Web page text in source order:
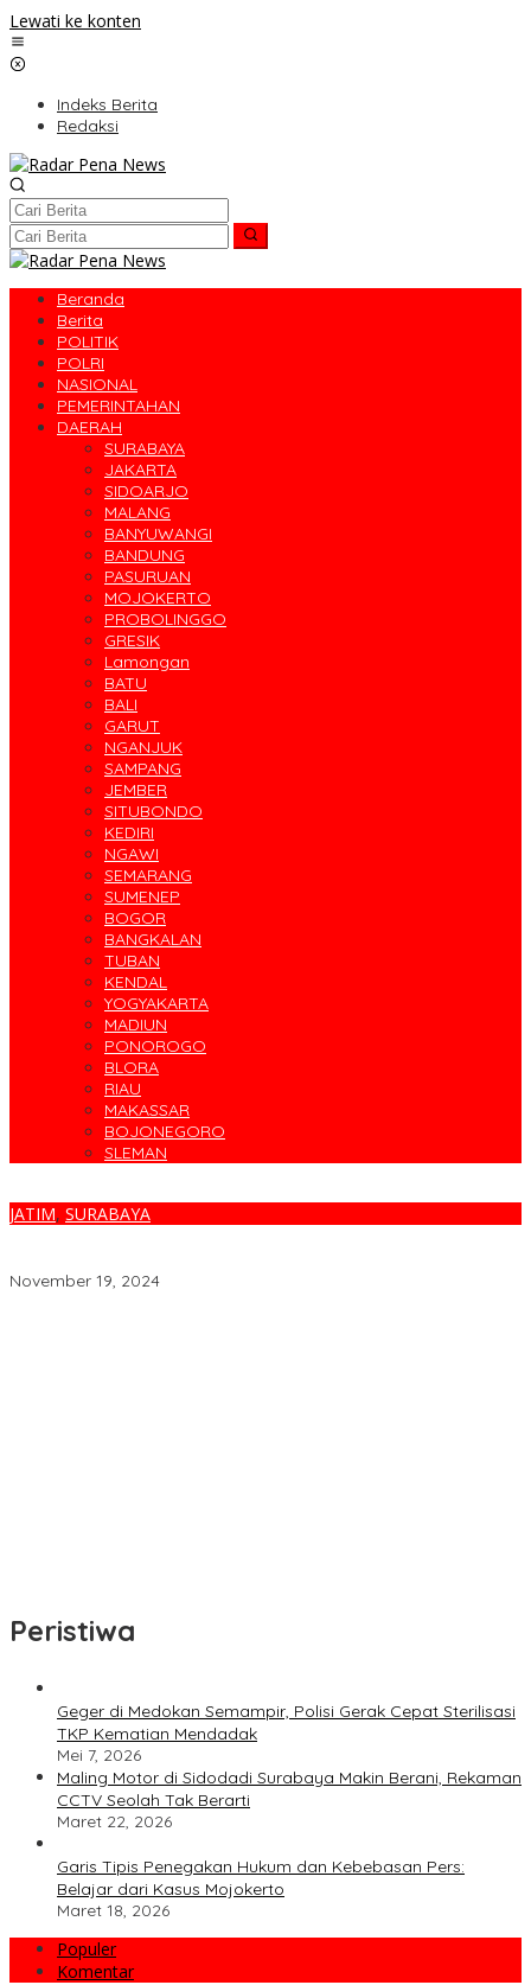
Lewati ke konten
Indeks Berita
Redaksi
Beranda
Berita
POLITIK
POLRI
NASIONAL
PEMERINTAHAN
DAERAH
SURABAYA
JAKARTA
SIDOARJO
MALANG
BANYUWANGI
BANDUNG
PASURUAN
MOJOKERTO
PROBOLINGGO
GRESIK
Lamongan
BATU
BALI
GARUT
NGANJUK
SAMPANG
JEMBER
SITUBONDO
KEDIRI
NGAWI
SEMARANG
SUMENEP
BOGOR
BANGKALAN
TUBAN
KENDAL
YOGYAKARTA
MADIUN
PONOROGO
BLORA
RIAU
MAKASSAR
BOJONEGORO
SLEMAN
JATIM, SURABAYA
November 19, 2024
Peristiwa
Geger di Medokan Semampir, Polisi Gerak Cepat Sterilisasi
TKP Kematian Mendadak
Mei 7, 2026
Maling Motor di Sidodadi Surabaya Makin Berani, Rekaman
CCTV Seolah Tak Berarti
Maret 22, 2026
Garis Tipis Penegakan Hukum dan Kebebasan Pers:
Belajar dari Kasus Mojokerto
Maret 18, 2026
Populer
Komentar